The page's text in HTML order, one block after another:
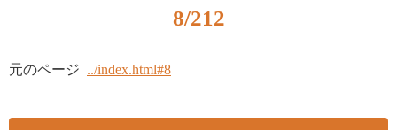
8/212
元のページ ../index.html#8